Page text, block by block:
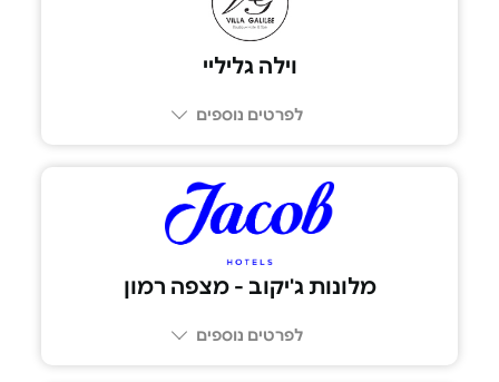
וילה גליליי
לפרטים נוספים
04-699-9563
מלונות ג'יקוב - מצפה רמון
לפרטים נוספים